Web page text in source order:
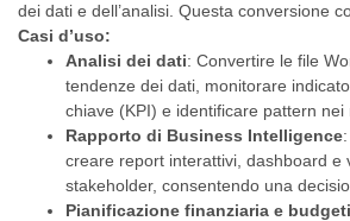
dei dati e dell’analisi. Questa conversione
Casi d’uso:
Analisi dei dati: Convertire le file
tendenze dei dati, monitorare
chiave (KPI) e identificare pattern nei
Rapporto di Business Intelligence
creare report interattivi, dashboard e
stakeholder, consentendo una
Pianificazione finanziaria e